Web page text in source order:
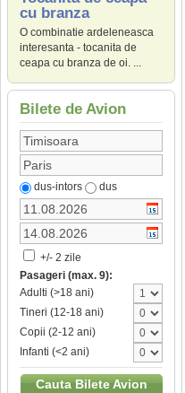
cu branza
O combinatie ardeleneasca
interesanta - tocanita de
ceapa cu branza de oi. ...
Bilete de Avion
dus-intors dus
+/- 2 zile
Pasageri (max. 9):
Adulti (>18 ani)
Tineri (12-18 ani)
Copii (2-12 ani)
Infanti (<2 ani)
Cauta Bilete Avion